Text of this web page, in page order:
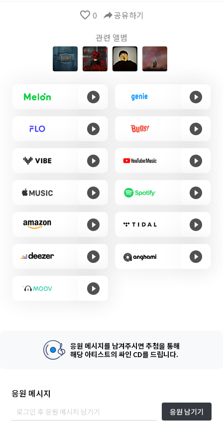
favorite_border 0 reply공유하기
관련 앨범
응원 메시지를 남겨주시면 추첨을 통해
해당 아티스트의 싸인 CD를 드립니다.
응원 메시지
응원 남기기